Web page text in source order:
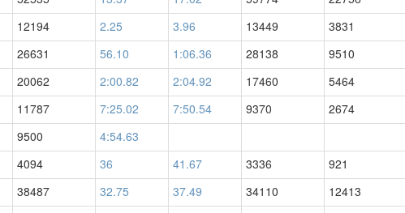
12194 2.25 3.96 13449 3831
26631 56.10 1:06.36 28138 9510
20062 2:00.82 2:04.92 17460 5464
11787 7:25.02 7:50.54 9370 2674
9500 4:54.63
4094 36 41.67 3336 921
38487 32.75 37.49 34110 12413